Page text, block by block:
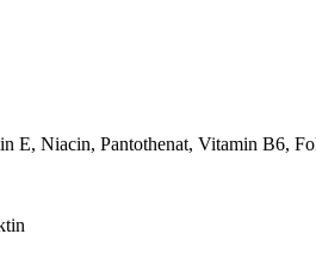
E, Niacin, Pantothenat, Vitamin B6,